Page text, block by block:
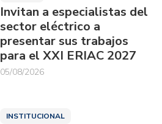
Invitan a especialistas del
sector eléctrico a
presentar sus trabajos
para el XXI ERIAC 2027
05/08/2026
INSTITUCIONAL